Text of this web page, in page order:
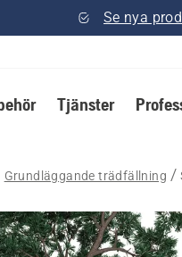
Se nya
Tjänster
Grundläggande trädfällning